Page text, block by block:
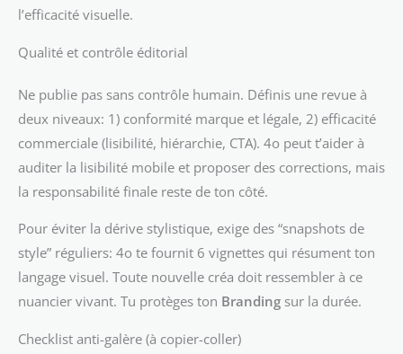
l’efficacité visuelle.
Qualité et contrôle éditorial
Ne publie pas sans contrôle humain. Définis une revue à
deux niveaux: 1) conformité marque et légale, 2) efficacité
commerciale (lisibilité, hiérarchie, CTA). 4o peut t’aider à
auditer la lisibilité mobile et proposer des corrections, mais
la responsabilité finale reste de ton côté.
Pour éviter la dérive stylistique, exige des “snapshots de
style” réguliers: 4o te fournit 6 vignettes qui résument ton
langage visuel. Toute nouvelle créa doit ressembler à ce
nuancier vivant. Tu protèges ton Branding sur la durée.
Checklist anti-galère (à copier-coller)